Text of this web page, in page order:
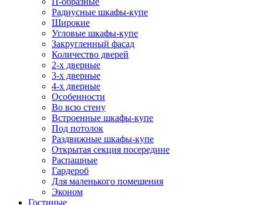
Радиусные шкафы-купе
Широкие
Угловые шкафы-купе
Закругленный фасад
Количество дверей
2-х дверные
3-х дверные
4-х дверные
Особенности
Во всю стену
Встроенные шкафы-купе
Под потолок
Раздвижные шкафы-купе
Открытая секция посередине
Распашные
Гардероб
Для маленького помещения
Эконом
Гостиные